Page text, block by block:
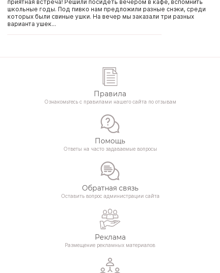
приятная встреча! Решили посидеть вечером в кафе, вспомнить
школьные годы. Под пивко нам предложили разные снэки, среди
которых были свиные ушки. На вечер мы заказали три разных
варианта ушек...
Правила
Ознакомьтесь с правилами нашего сайта по отзывам
Помощь
Ответы на часто задаваемые вопросы
Обратная связь
Оставить вопрос администрации сайта
Реклама
Размещение рекламных материалов